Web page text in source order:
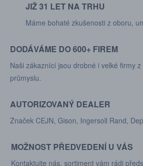
JIŽ 31 LET NA TRHU
Máme bohaté zkušenosti z oboru,
DODÁVÁME DO 600+ FIREM
Naši zákaznící jsou drobné i velké firmy
průmyslu.
AUTORIZOVANÝ DEALER
Značek CEJN, Gison, Ingersoll Rand,
MOŽNOST PŘEDVEDENÍ U VÁS
Kontaktujte nás, sortiment vám rádi